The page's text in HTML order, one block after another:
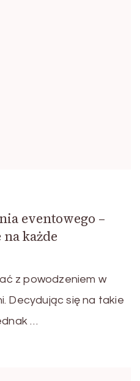
eventowego –
każde
z powodzeniem w
Decydując się na takie
…